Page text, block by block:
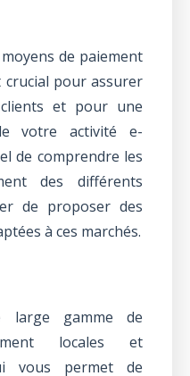
de paiement
crucial pour assurer
et pour une
votre activité e-
de comprendre les
des différents
de proposer des
à ces marchés.
large gamme de
locales et
vous permet de